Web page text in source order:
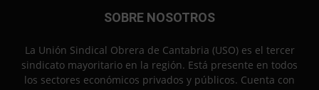
SOBRE NOSOTROS
La Unión Sindical Obrera de Cantabria (USO) es el tercer
sindicato mayoritario en la región. Está presente en todos
los sectores económicos privados y públicos. Cuenta con